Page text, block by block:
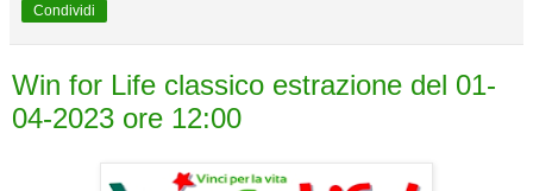
Condividi
Win for Life classico estrazione del 01-
04-2023 ore 12:00